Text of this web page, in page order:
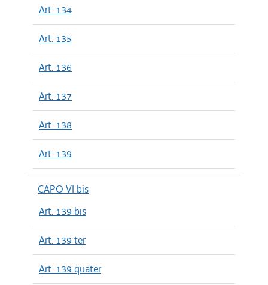
Art. 134
Art. 135
Art. 136
Art. 137
Art. 138
Art. 139
CAPO VI bis
Art. 139 bis
Art. 139 ter
Art. 139 quater